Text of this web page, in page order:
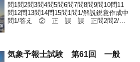
問1問2問3問4問5問6問7問8問9問10問11
問12問13問14問15問1問1/解説鋭意作成中
問1/答え ② 正 誤 誤 正問2問2/解
気象予報士試験 第61回 一般